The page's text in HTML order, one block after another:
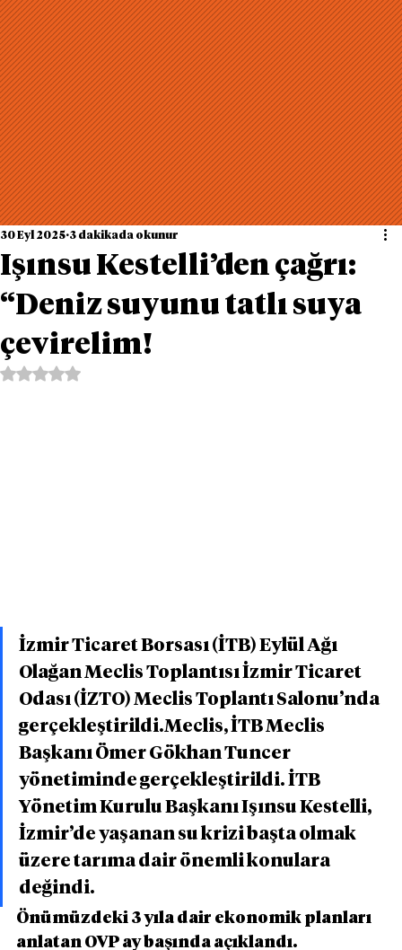
Işınsu Kestelli’den çağrı:
“Deniz suyunu tatlı suya
çevirelim!
30 Eyl 2025 3 dakikada okunur
5 üzerinden NaN yıldız
İzmir Ticaret Borsası (İTB) Eylül Ağı
Olağan Meclis Toplantısı İzmir Ticaret
Odası (İZTO) Meclis Toplantı Salonu’nda
gerçekleştirildi.Meclis, İTB Meclis
Başkanı Ömer Gökhan Tuncer
yönetiminde gerçekleştirildi. İTB
Yönetim Kurulu Başkanı Işınsu Kestelli,
İzmir’de yaşanan su krizi başta olmak
üzere tarıma dair önemli konulara
değindi.
Önümüzdeki 3 yıla dair ekonomik planları
anlatan OVP ay başında açıklandı.